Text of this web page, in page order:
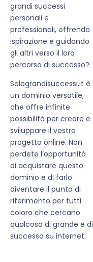
grandi successi
personali e
professionali, offrendo
ispirazione e guidando
gli altri verso il loro
percorso di successo?
Solograndisuccessi.it è
un dominio versatile,
che offre infinite
possibilità per creare e
sviluppare il vostro
progetto online. Non
perdete l’opportunità
di acquistare questo
dominio e di farlo
diventare il punto di
riferimento per tutti
coloro che cercano
qualcosa di grande e di
successo su internet.